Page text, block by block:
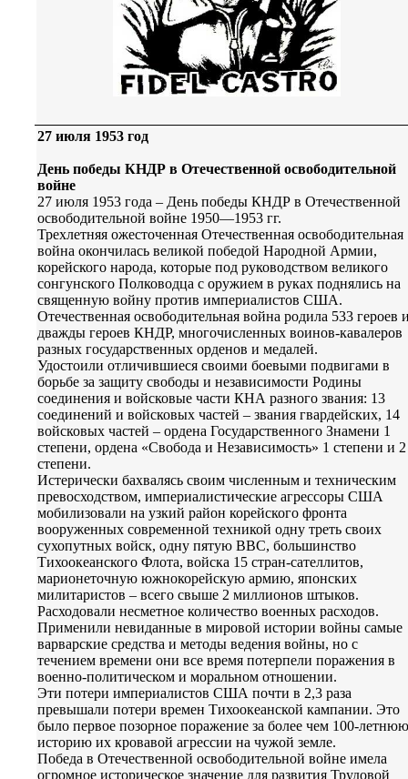
27 июля 1953 год
День победы КНДР в Отечественной освободительной
войне
27 июля 1953 года – День победы КНДР в Отечественной
освободительной войне 1950—1953 гг.
Трехлетняя ожесточенная Отечественная освободительная
война окончилась великой победой Народной Армии,
корейского народа, которые под руководством великого
сонгунского Полководца с оружием в руках поднялись на
священную войну против империалистов США.
Отечественная освободительная война родила 533 героев
дважды героев КНДР, многочисленных воинов-кавалеров
разных государственных орденов и медалей.
Удостоили отличившиеся своими боевыми подвигами в
борьбе за защиту свободы и независимости Родины
соединения и войсковые части КНА разного звания: 13
соединений и войсковых частей – звания гвардейских, 14
войсковых частей – ордена Государственного Знамени 1
степени, ордена «Свобода и Независимость» 1 степени и 2
степени.
Истерически бахвалясь своим численным и техническим
превосходством, империалистические агрессоры США
мобилизовали на узкий район корейского фронта
вооруженных современной техникой одну треть своих
сухопутных войск, одну пятую ВВС, большинство
Тихоокеанского Флота, войска 15 стран-сателлитов,
марионеточную южнокорейскую армию, японских
милитаристов – всего свыше 2 миллионов штыков.
Расходовали несметное количество военных расходов.
Применили невиданные в мировой истории войны самые
варварские средства и методы ведения войны, но с
течением времени они все время потерпели поражения в
военно-политическом и моральном отношении.
Эти потери империалистов США почти в 2,3 раза
превышали потери времен Тихоокеанской кампании. Это
было первое позорное поражение за более чем 100-летнюю
историю их кровавой агрессии на чужой земле.
Победа в Отечественной освободительной войне имела
огромное историческое значение для развития Трудовой